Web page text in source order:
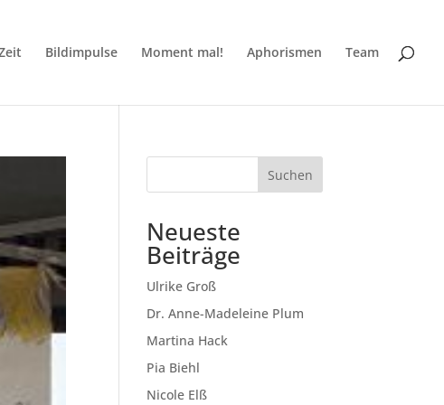
Bildimpulse Moment mal! Aphorismen Team
Suchen
Neueste
Beiträge
Ulrike Groß
Dr. Anne-Madeleine Plum
Martina Hack
Pia Biehl
Nicole Elß